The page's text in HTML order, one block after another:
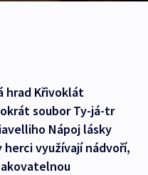
hrad Křivoklát
soubor Ty-já-tr
Nápoj lásky
herci využívají nádvoří,